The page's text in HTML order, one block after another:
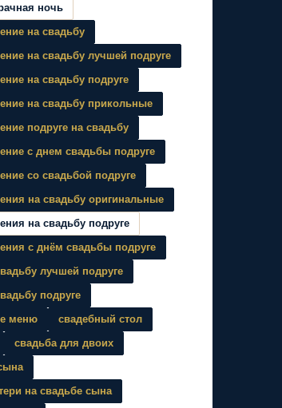
ночь
на свадьбу
на свадьбу лучшей подруге
на свадьбу подруге
на свадьбу прикольные
подруге на свадьбу
с днем свадьбы подруге
со свадьбой подруге
на свадьбу оригинальные
на свадьбу подруге
с днём свадьбы подруге
лучшей подруге
подруге
меню
свадебный стол
свадьба для двоих
на свадьбе сына